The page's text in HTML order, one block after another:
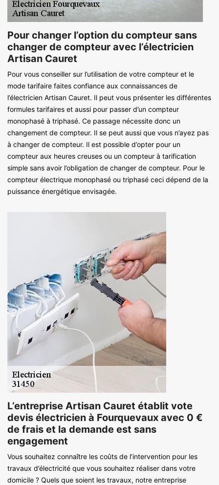
Pour changer l’option du compteur sans
changer de compteur avec l’électricien
Artisan Cauret
Pour vous conseiller sur l’utilisation de votre compteur et le
mode tarifaire faites confiance aux connaissances de
l’électricien Artisan Cauret. Il peut vous présenter les différentes
formules tarifaires et aussi pour passer d’un compteur
monophasé à triphasé. Ce passage nécessite donc un
changement de compteur. Il se peut aussi que vous n’ayez pas
à changer de compteur. Il est possible d’opter pour un
compteur aux heures creuses ou un compteur à tarification
simple sans avoir l’obligation de changer de compteur. Pour le
compteur électrique monophasé ou triphasé ceci dépend de la
puissance énergétique envisagée.
L’entreprise Artisan Cauret établit vote
devis électricien à Fourquevaux avec 0 €
de frais et la demande est sans
engagement
Vous souhaitez connaître les coûts de l’intervention pour les
travaux d’électricité que vous souhaitez réaliser dans votre
domicile ? Quels que soient les travaux, notre entreprise